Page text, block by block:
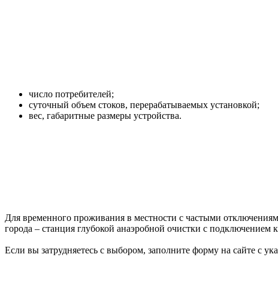
число потребителей;
суточный объем стоков, перерабатываемых установкой;
вес, габаритные размеры устройства.
Для временного проживания в местности с частыми
города – станция глубокой анаэробной очистки с
Если вы затрудняетесь с выбором, заполните форму на сайте с